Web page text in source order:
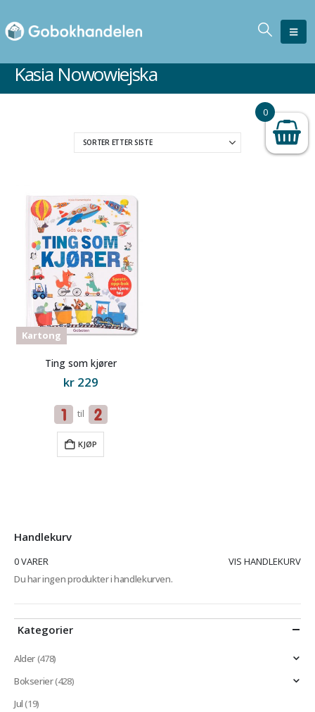
Kasia Nowowiejska
Kartong
Ting som kjører
kr229
til
KJØP
Handlekurv
0 VARER
VIS HANDLEKURV
Du har ingen produkter i handlekurven.
Kategorier
Alder(478)
Bokserier(428)
Jul(19)
0